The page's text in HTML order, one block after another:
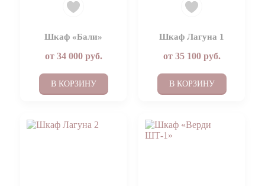
Шкаф «Бали»
от 34 000руб.
В КОРЗИНУ
Шкаф Лагуна 1
от 35 100руб.
В КОРЗИНУ